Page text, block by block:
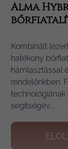
Alma
Kombinált
hatékony
hámlasztással
rendelőnkben.
technológiának
segítségév...